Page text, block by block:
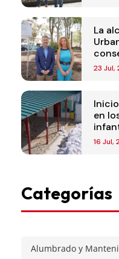
La
la
23 Jul,
en
16 Jul,
Categorías
Alumbrado y